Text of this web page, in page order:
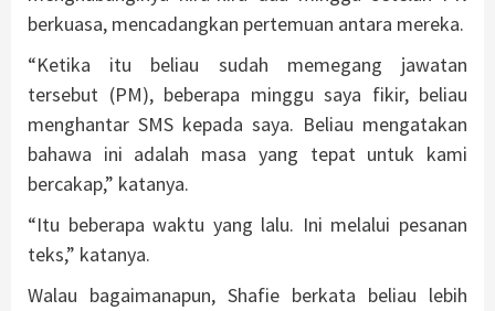
berkuasa, mencadangkan pertemuan antara mereka.
“Ketika itu beliau sudah memegang jawatan
tersebut (PM), beberapa minggu saya fikir, beliau
menghantar SMS kepada saya. Beliau mengatakan
bahawa ini adalah masa yang tepat untuk kami
bercakap,” katanya.
“Itu beberapa waktu yang lalu. Ini melalui pesanan
teks,” katanya.
Walau bagaimanapun, Shafie berkata beliau lebih